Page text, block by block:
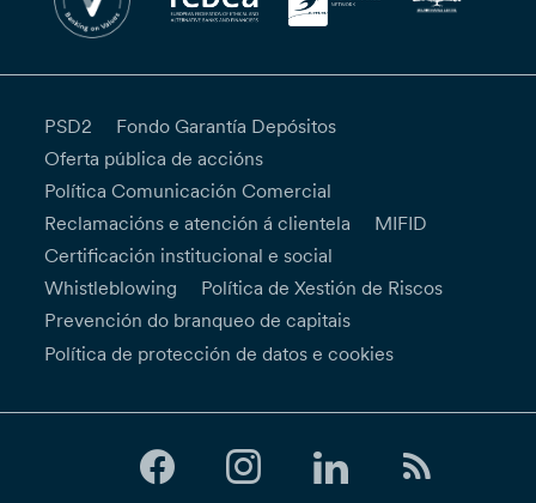
PSD2
Fondo Garantía Depósitos
Oferta pública de accións
Política Comunicación Comercial
Reclamacións e atención á clientela
MIFID
Certificación institucional e social
Whistleblowing
Política de Xestión de Riscos
Prevención do branqueo de capitais
Política de protección de datos e cookies